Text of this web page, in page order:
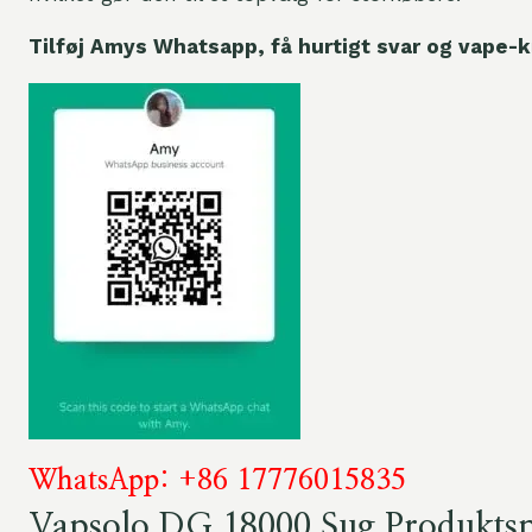
Tilføj Amys Whatsapp, få hurtigt svar og vape-
WhatsApp: +86 17776015835